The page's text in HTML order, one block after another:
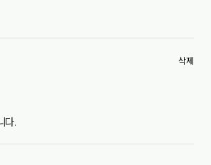
삭제
다.